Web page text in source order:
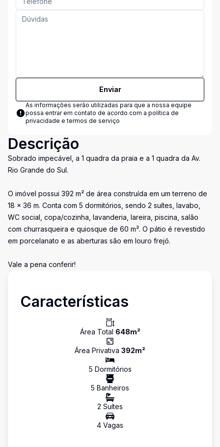
Enviar
As informações serão utilizadas para que a nossa equipe
possa entrar em contato de acordo com a política de
privacidade e termos de serviço
Descrição
Sobrado impecável, a 1 quadra da praia e a 1 quadra da Av.
Rio Grande do Sul.
O imóvel possui 392 m² de área construída em um terreno de
18 x 36 m. Conta com 5 dormitórios, sendo 2 suítes, lavabo,
WC social, copa/cozinha, lavanderia, lareira, piscina, salão
com churrasqueira e quiosque de 60 m². O pátio é revestido
em porcelanato e as aberturas são em louro frejó.
Vale a pena conferir!
Características
Área Total 648m²
Área Privativa 392m²
5 Dormitórios
5 Banheiros
2 Suítes
4 Vagas